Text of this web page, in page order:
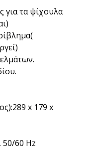
για τα ψίχουλα
x 179 x
50/60 Hz